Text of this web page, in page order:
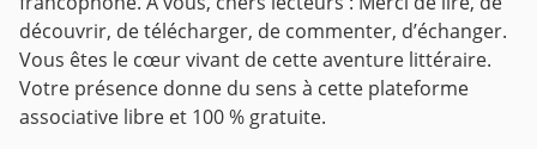
découvrir, de télécharger, de commenter, d’échanger.
Vous êtes le cœur vivant de cette aventure littéraire.
Votre présence donne du sens à cette plateforme
associative libre et 100 % gratuite.